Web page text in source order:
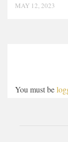
MAY 12, 2023
You must be